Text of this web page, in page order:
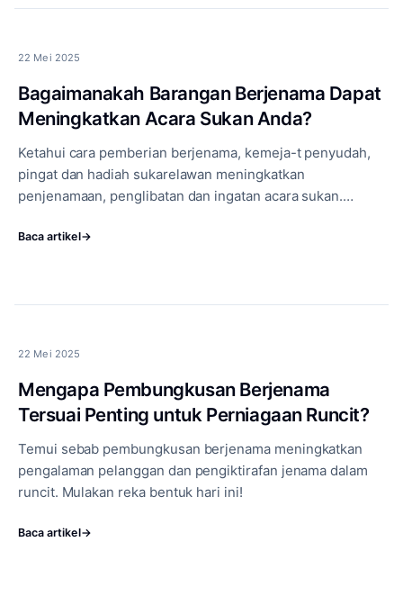
22 Mei 2025
Bagaimanakah Barangan Berjenama Dapat
Meningkatkan Acara Sukan Anda?
Ketahui cara pemberian berjenama, kemeja-t penyudah,
pingat dan hadiah sukarelawan meningkatkan
penjenamaan, penglibatan dan ingatan acara sukan.
Baca artikel→
22 Mei 2025
Mengapa Pembungkusan Berjenama
Tersuai Penting untuk Perniagaan Runcit?
Temui sebab pembungkusan berjenama meningkatkan
pengalaman pelanggan dan pengiktirafan jenama dalam
runcit. Mulakan reka bentuk hari ini!
Baca artikel→